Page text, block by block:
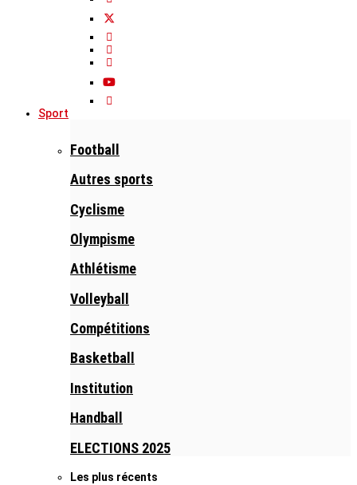
Sport
Football
Autres sports
Cyclisme
Olympisme
Athlétisme
Volleyball
Compétitions
Basketball
Institution
Handball
ELECTIONS 2025
Les plus récents